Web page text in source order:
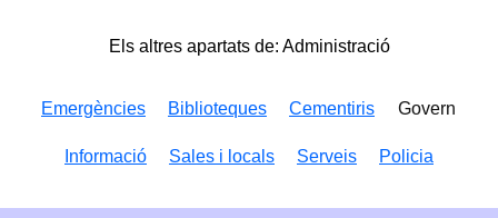
Els altres apartats de: Administració
Emergències Biblioteques Cementiris Govern
Informació Sales i locals Serveis Policia